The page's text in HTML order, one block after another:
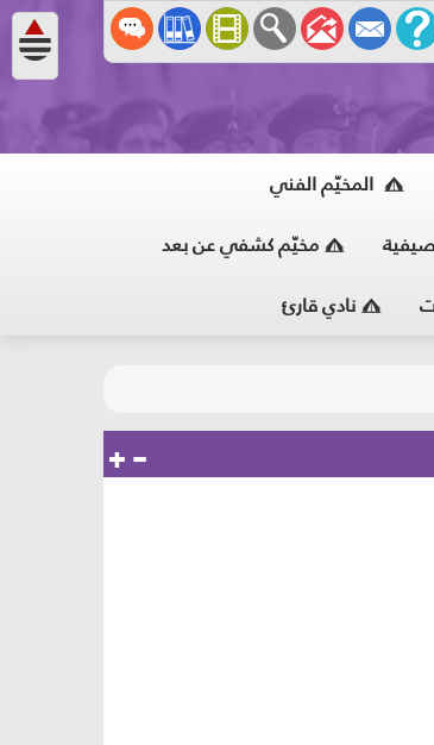
المخيّم الفني
مخيّم كشفي عن بعد
نادي قارئ